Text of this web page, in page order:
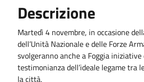
Descrizione
Martedì 4 novembre, in occasione
dell’Unità Nazionale e delle Forze
svolgeranno anche a Foggia
testimonianza dell’ideale legame tra
la città.